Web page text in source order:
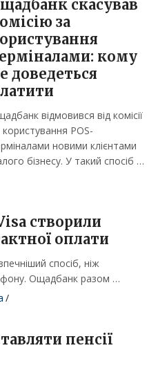
скасував
за
кому
доведеться
відмовився від комісії
користування POS-
новими клієнтами
бізнесу. У такий спосіб …
створили
оплати
спосіб, ніж
Ощадбанк разом …
/
пенсії